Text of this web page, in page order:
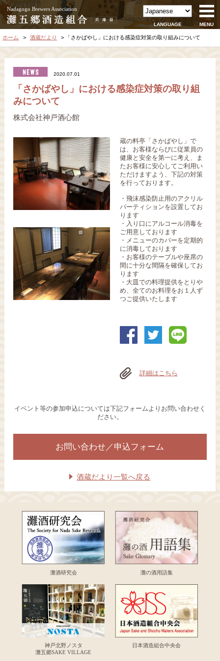
Nadagogo Brewers Association
LANGUAGE MENU
ホーム 酒蔵だより 「さかばやし」における感染症対策の取り組みについて
2020.07.01
「さかばやし」における感染症対策の取り組
みについて
株式会社神戸酒心館
蔵の料亭「さかばやし」で
は、お客様ならびに従業員の
健康と安全を第一に考え、ま
たお客様に安心してご利用い
ただけますよう、下記の対策
を行っております。
・飛沫感染防止用のアクリル
パーティションを設置してお
ります
・入り口にアルコール消毒を
ご用意しております
・メニューのカバーを定期的
に消毒しております
・お客様のテーブルや座席の
間に十分な間隔を確保してお
ります
・大皿での料理提供をとりや
め、全てのお料理をお１人ず
つご提供いたします
詳細はこちら
イベント等の参加申込については下記フォームよりお問い合わせく
ださい。
お問い合わせ／申込フォーム
酒蔵だより一覧へ戻る
灘酒研究会 灘の酒用語集
神戸北野ノスタ
灘五郷SAKE VILLAGE
日本酒造組合中央会